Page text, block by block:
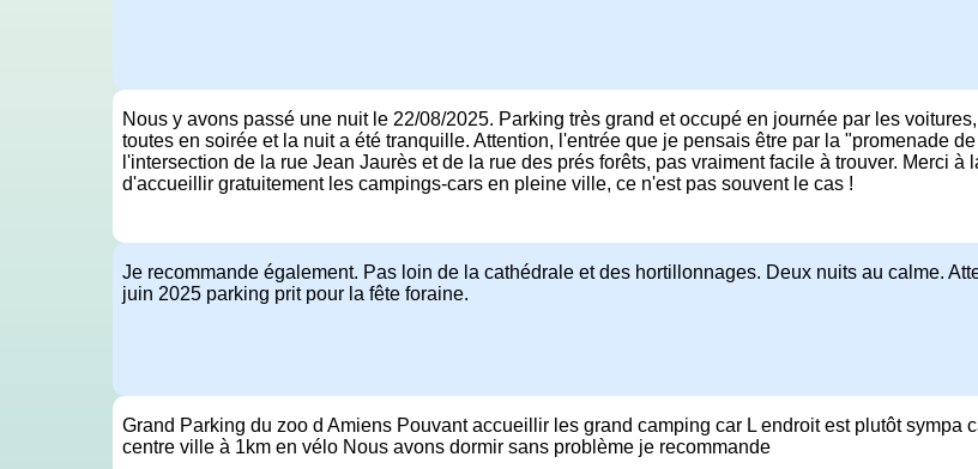
Nous y avons passé une nuit le 22/08/2025. Parking très grand et occupé en journée par les
toutes en soirée et la nuit a été tranquille. Attention, l'entrée que je pensais être par la "promenade
l'intersection de la rue Jean Jaurès et de la rue des prés forêts, pas vraiment facile à trouver. Merci à
d'accueillir gratuitement les campings-cars en pleine ville, ce n'est pas souvent le cas !
Je recommande également. Pas loin de la cathédrale et des hortillonnages. Deux nuits au calme.
juin 2025 parking prit pour la fête foraine.
Grand Parking du zoo d Amiens Pouvant accueillir les grand camping car L endroit est plutôt sympa
centre ville à 1km en vélo Nous avons dormir sans problème je recommande